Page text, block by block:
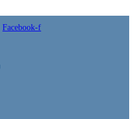
Facebook-f